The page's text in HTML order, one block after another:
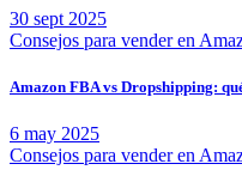
30 sept 2025
Consejos para vender en
Amazon FBA vs Dropshipping:
6 may 2025
Consejos para vender en